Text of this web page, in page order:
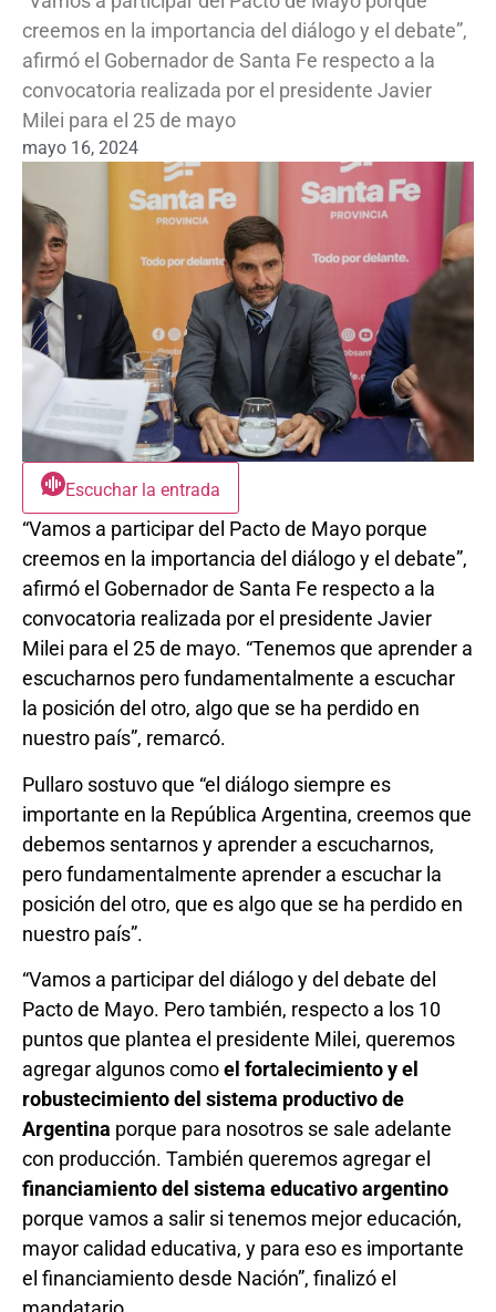
creemos en la importancia del diálogo y el debate”,
afirmó el Gobernador de Santa Fe respecto a la
convocatoria realizada por el presidente Javier
Milei para el 25 de mayo
mayo 16, 2024
Escuchar la entrada
“Vamos a participar del Pacto de Mayo porque
creemos en la importancia del diálogo y el debate”,
afirmó el Gobernador de Santa Fe respecto a la
convocatoria realizada por el presidente Javier
Milei para el 25 de mayo. “Tenemos que aprender a
escucharnos pero fundamentalmente a escuchar
la posición del otro, algo que se ha perdido en
nuestro país”, remarcó.
Pullaro sostuvo que “el diálogo siempre es
importante en la República Argentina, creemos que
debemos sentarnos y aprender a escucharnos,
pero fundamentalmente aprender a escuchar la
posición del otro, que es algo que se ha perdido en
nuestro país”.
“Vamos a participar del diálogo y del debate del
Pacto de Mayo. Pero también, respecto a los 10
puntos que plantea el presidente Milei, queremos
agregar algunos comoel fortalecimiento y el
robustecimiento del sistema productivo de
Argentina porque para nosotros se sale adelante
con producción. También queremos agregar el
financiamiento del sistema educativo argentino
porque vamos a salir si tenemos mejor educación,
mayor calidad educativa, y para eso es importante
el financiamiento desde Nación”, finalizó el